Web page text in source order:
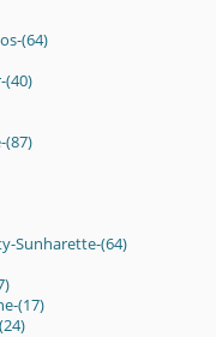
(64)
(40)
(87)
Sunharette-(64)
(17)